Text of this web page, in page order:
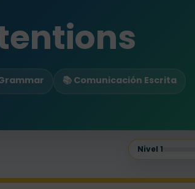
📚 Comunicación Escrita
Nivel 1